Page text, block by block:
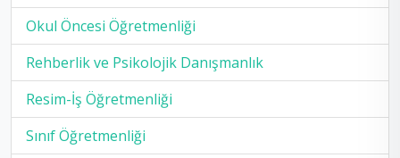
Okul Öncesi Öğretmenliği
Rehberlik ve Psikolojik Danışmanlık
Resim-İş Öğretmenliği
Sınıf Öğretmenliği